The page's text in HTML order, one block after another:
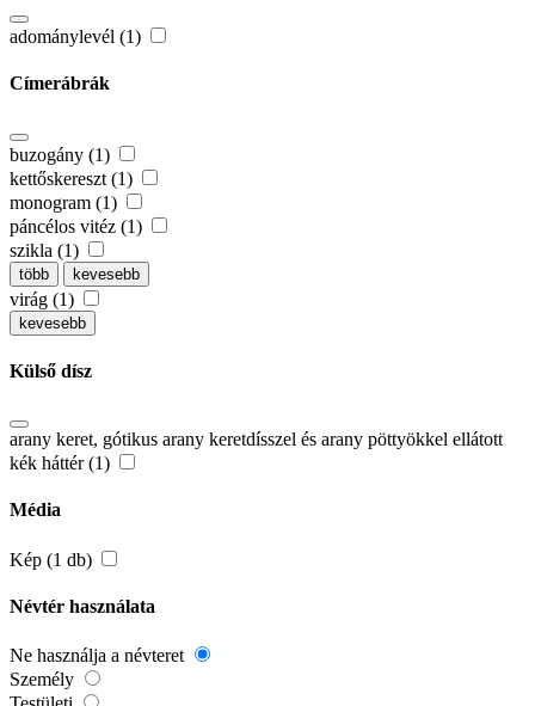
adománylevél (1)
Címerábrák
buzogány (1)
kettőskereszt (1)
monogram (1)
páncélos vitéz (1)
szikla (1)
több kevesebb
virág (1)
kevesebb
Külső dísz
arany keret, gótikus arany keretdísszel és arany pöttyökkel ellátott
kék háttér (1)
Média
Kép (1 db)
Névtér használata
Ne használja a névteret
Személy